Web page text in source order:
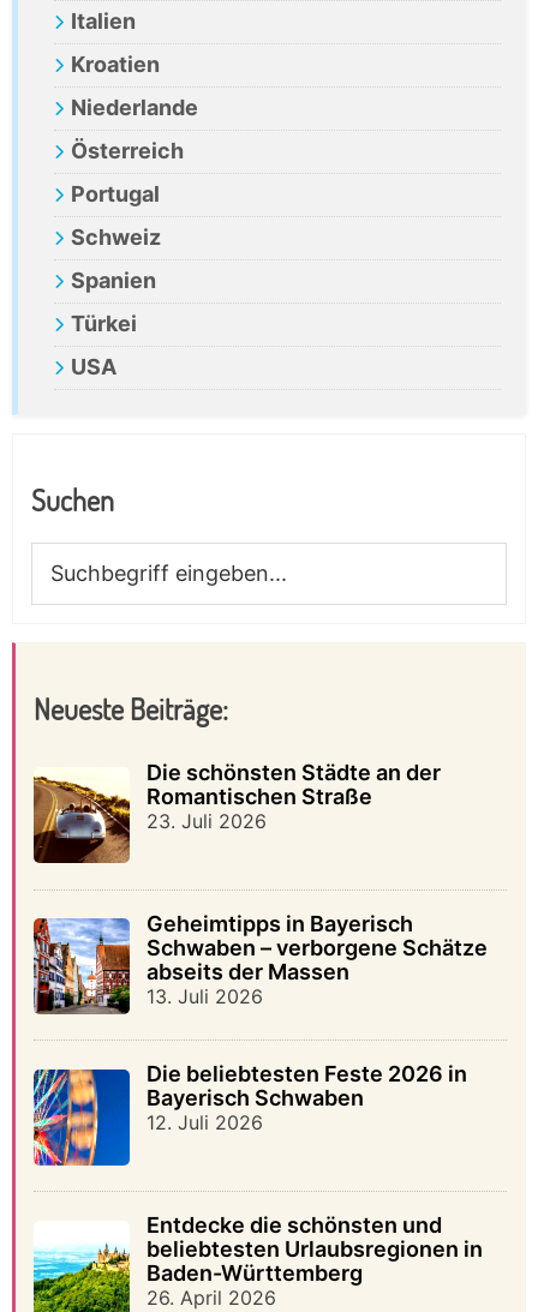
Italien
Kroatien
Niederlande
Österreich
Portugal
Schweiz
Spanien
Türkei
USA
Suchen
eingeben...
Neueste Beiträge:
Die schönsten Städte an der
Romantischen Straße
23. Juli 2026
Geheimtipps in Bayerisch
Schwaben – verborgene Schätze
abseits der Massen
13. Juli 2026
Die beliebtesten Feste 2026 in
Bayerisch Schwaben
12. Juli 2026
Entdecke die schönsten und
beliebtesten Urlaubsregionen in
Baden-Württemberg
26. April 2026